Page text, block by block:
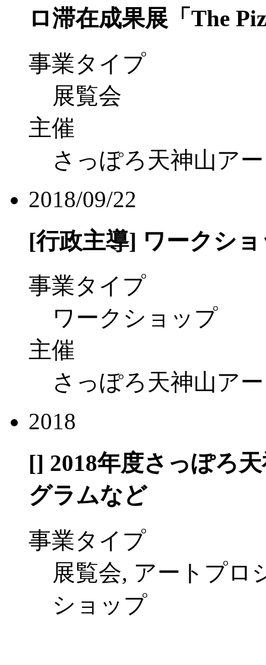
ロ滞在成果展「The
事業タイプ
展覧会
主催
さっぽろ天神山ア
2018/09/22
[行政主導] ワークシ
事業タイプ
ワークショップ
主催
さっぽろ天神山ア
2018
[] 2018年度さっぽろ
グラムなど
事業タイプ
展覧会, アートプロ
ショップ